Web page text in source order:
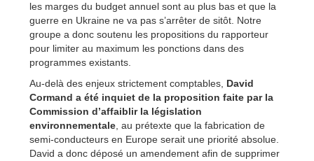
les marges du budget annuel sont au plus bas et que la
guerre en Ukraine ne va pas s’arrêter de sitôt. Notre
groupe a donc soutenu les propositions du rapporteur
pour limiter au maximum les ponctions dans des
programmes existants.
Au-delà des enjeux strictement comptables, David
Cormand a été inquiet de la proposition faite par la
Commission d’affaiblir la législation
environnementale , au prétexte que la fabrication de
semi-conducteurs en Europe serait une priorité absolue.
David a donc déposé un amendement afin de supprimer